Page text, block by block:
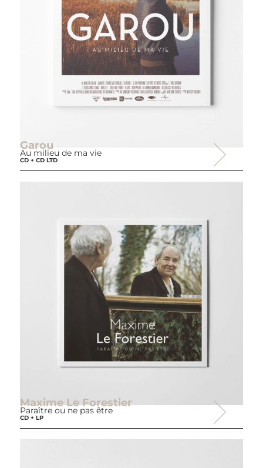
Garou
Au milieu de ma vie
CD + CD LTD
Maxime Le Forestier
Paraître ou ne pas être
CD + LP